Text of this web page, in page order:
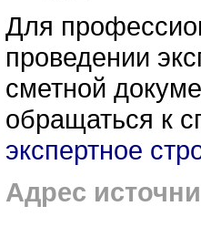
Для
проведении
сметной
обращаться к
экспертное
Адрес